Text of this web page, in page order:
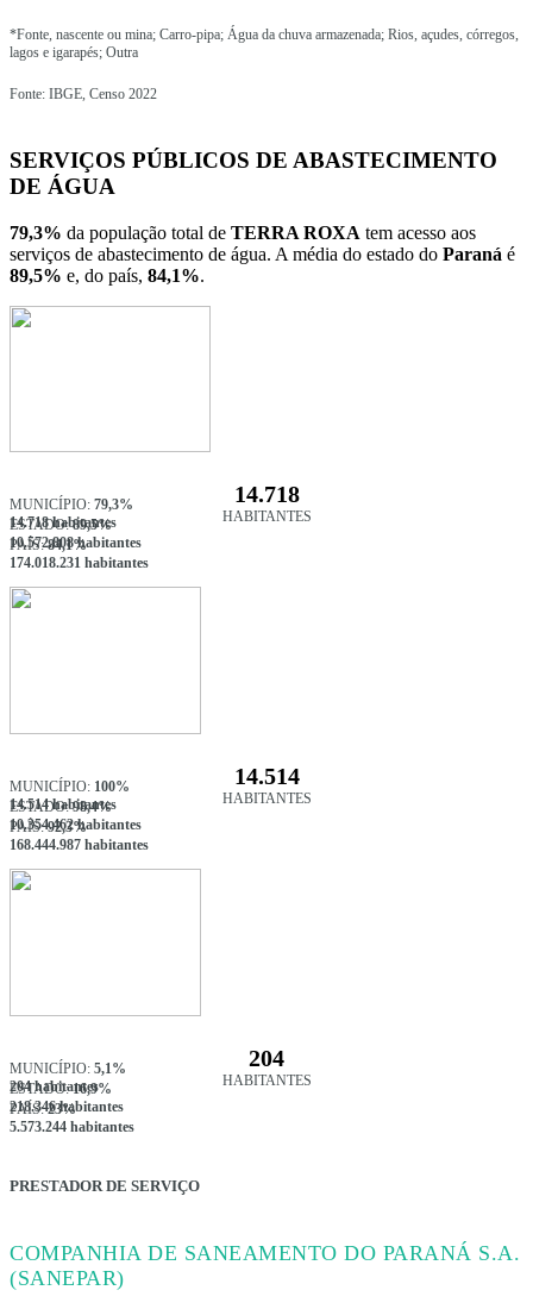
*Fonte, nascente ou mina; Carro-pipa; Água da chuva armazenada; Rios, açudes, córregos,
lagos e igarapés; Outra
Fonte: IBGE, Censo 2022
SERVIÇOS PÚBLICOS DE ABASTECIMENTO
DE ÁGUA
79,3% da população total de TERRA ROXA tem acesso aos
serviços de abastecimento de água. A média do estado do Paraná é
89,5% e, do país, 84,1%.
14.718
HABITANTES
MUNICÍPIO: 79,3%
14.718 habitantes
ESTADO:89,5%
10.572.808 habitantes
PAÍS:84,1%
174.018.231 habitantes
14.514
HABITANTES
MUNICÍPIO: 100%
14.514 habitantes
ESTADO:98,4%
10.354.462 habitantes
PAÍS:92,3%
168.444.987 habitantes
204
HABITANTES
MUNICÍPIO: 5,1%
204 habitantes
ESTADO:16,9%
218.346 habitantes
PAÍS:23%
5.573.244 habitantes
PRESTADOR DE SERVIÇO
COMPANHIA DE SANEAMENTO DO PARANÁ S.A.
(SANEPAR)